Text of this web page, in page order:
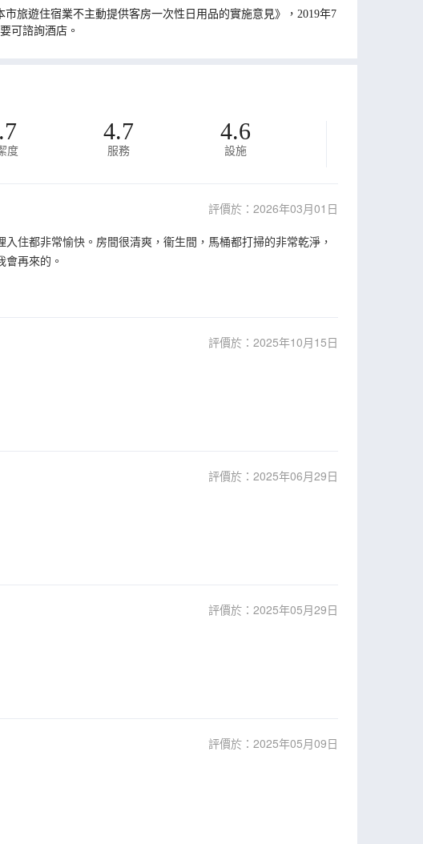
旅遊住宿業不主動提供客房一次性日用品的實施意見》，2019年7
可諮詢酒店。
度
4.7
服務
4.6
設施
評價於：2026年03月01日
住都非常愉快。房間很清爽，衞生間，馬桶都打掃的非常乾淨，
再來的。
評價於：2025年10月15日
評價於：2025年06月29日
評價於：2025年05月29日
評價於：2025年05月09日